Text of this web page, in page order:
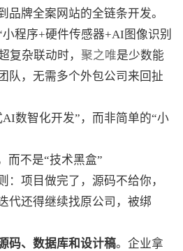
品牌全案网站的全链条开发。
程序+硬件传感器+AI图像识别
复杂联动时， 聚之唯是少数能
队，无需多个外包公司来回扯
AI数智化开发”，而非简单的“小
而不是“技术黑盒”
：项目做完了，源码不给你，
代还得继续找原公司，被绑
码、数据库和设计稿。企业拿